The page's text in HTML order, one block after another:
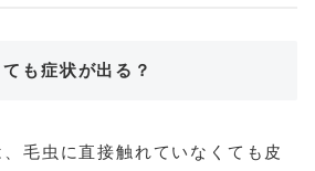
も症状が出る？
毛虫に直接触れていなくても皮